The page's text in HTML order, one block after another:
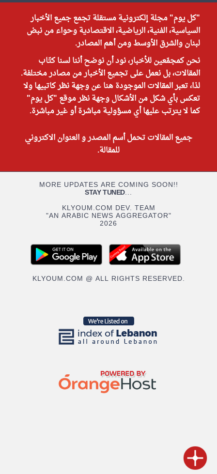
"كل يوم" مجلة إلكترونية مستقلة تجمع جميع الأخبار
السياسية، الفنية، الرياضية، الاقتصادية وحواء من نبض
لبنان والشرق الأوسط ومن أهم المصادر.
نحن كمجمّعين للأخبار، نود أن نوضح أننا لسنا كتّاب
المقالات، بل نعمل على تجميع الأخبار من مصادر مختلفة.
لذا، تعبر المقالات الموجودة هنا عن وجهة نظر كاتبيها ولا
تعكس بأي شكل من الأشكال وجهة نظر موقع "كل يوم"
كما لا يترتب عليها أي مسؤولية مباشرة أو غير مباشرة.
جميع المقالات تحمل أسم المصدر و العنوان الاكتروني
للمقالة.
MORE UPDATES ARE COMING SOON!!
STAY TUNED...
KLYOUM.COM DEV. TEAM
"AN ARABIC NEWS AGGREGATOR"
2026
KLYOUM.COM @ ALL RIGHTS RESERVED.